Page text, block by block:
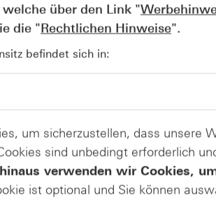
wachsenden Speicherbedarf in
Mehr lokale Verarbeitung
Geräten stärker nachgefragt werden.
der der Speichersektor ohnehin im
übertroffen hatte (
zuletzt zulegen. Micron gewann
Jahresbeginn liegen die drei
(Western Digital) und sogar über 883
Produkte auf
Western Digital
über den Link "
die "Rechtlichen Hinweise".
befindet sich in:
um sicherzustellen, dass unsere
sind unbedingt erforderlich
verwenden wir Cookies,
ist optional und Sie können